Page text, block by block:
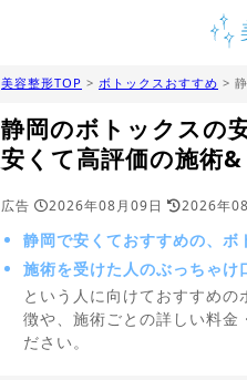
美容整形TOP > ボトックスおすすめ >
静岡のボトックスの
安くて高評価の施術
広告 2026年08月09日 2026年
静岡で安くておすすめの、
施術を受けた人のぶっちゃけ
という人に向けておすすめ
徴や、施術ごとの詳しい料
ださい。